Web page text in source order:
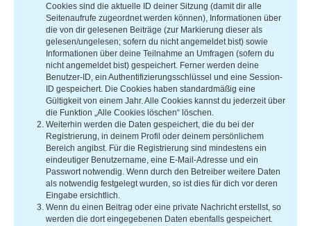
Cookies sind die aktuelle ID deiner Sitzung (damit dir alle
Seitenaufrufe zugeordnet werden können), Informationen über
die von dir gelesenen Beiträge (zur Markierung dieser als
gelesen/ungelesen; sofern du nicht angemeldet bist) sowie
Informationen über deine Teilnahme an Umfragen (sofern du
nicht angemeldet bist) gespeichert. Ferner werden deine
Benutzer-ID, ein Authentifizierungsschlüssel und eine Session-
ID gespeichert. Die Cookies haben standardmäßig eine
Gültigkeit von einem Jahr. Alle Cookies kannst du jederzeit über
die Funktion „Alle Cookies löschen“ löschen.
Weiterhin werden die Daten gespeichert, die du bei der
Registrierung, in deinem Profil oder deinem persönlichem
Bereich angibst. Für die Registrierung sind mindestens ein
eindeutiger Benutzername, eine E-Mail-Adresse und ein
Passwort notwendig. Wenn durch den Betreiber weitere Daten
als notwendig festgelegt wurden, so ist dies für dich vor deren
Eingabe ersichtlich.
Wenn du einen Beitrag oder eine private Nachricht erstellst, so
werden die dort eingegebenen Daten ebenfalls gespeichert.